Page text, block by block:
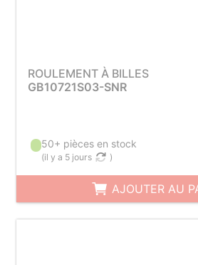
ROULEMENT À BILLES
GB10721S03-SNR
50+ pièces en stock
(il y a 5 jours )
AJOUTER AU